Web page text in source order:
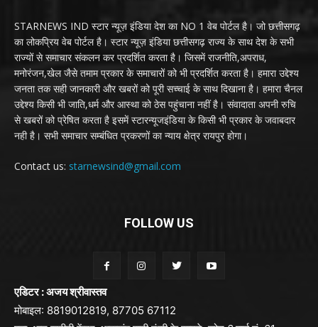
STARNEWS IND स्टार न्यूज़ इंडिया देश का NO 1 वेब पोर्टल है। जो छत्तीसगढ़
का लोकप्रिय वेब पोर्टल है। स्टार न्यूज़ इंडिया छत्तीसगढ़ राज्य के साथ देश के सभी
राज्यों से समाचार संकलन कर प्रदर्शित करता है। जिसमें राजनीति,अपराध,
मनोरंजन,खेल जैसे तमाम प्रकार के समाचारों को भी प्रदर्शित करता है। हमारा उद्देश्य
जनता तक सही जानकारी और खबरों को पूरी सच्चाई के साथ दिखाना है। हमारा चैनल
उद्देश्य किसी भी जाति,धर्म और आस्था को ठेस पहुंचाना नहीं है। संवादाता अपनी रुचि
से खबरों को प्रेषित करता है इसमें स्टारन्यूजइंडिया के किसी भी प्रकार के जवाबदार
नही है। सभी समाचार सम्बंधित प्रकरणों का न्याय क्षेत्र रायपुर होगा।
Contact us: starnewsind@gmail.com
FOLLOW US
एडिटर : अजय श्रीवास्तव
मोबाइल: 8819012819, 87705 67112